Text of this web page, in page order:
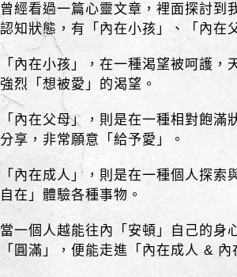
曾經看過一篇心靈文章，裡面探討到
認知狀態，有「內在小孩」、「內在
「內在小孩」，在一種渴望被呵護
強烈「想被愛」的渴望。
「內在父母」，則是在一種相對飽
分享，非常願意「給予愛」。
「內在成人」，則是在一種個人探
自在」體驗各種事物。
當一個人越能往內「安頓」自己的身
「圓滿」，便能走進「內在成人 &